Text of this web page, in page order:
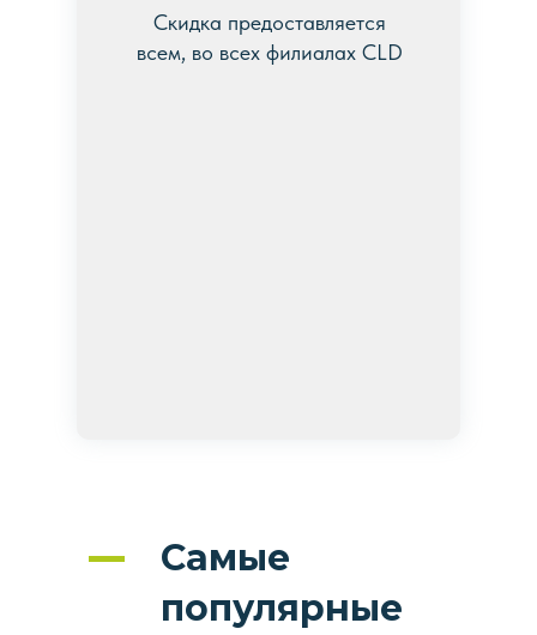
Скидка предоставляется
всем, во всех филиалах CLD
Самые
популярные